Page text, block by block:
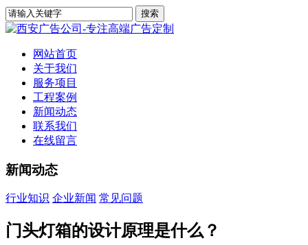
网站首页
关于我们
服务项目
工程案例
新闻动态
联系我们
在线留言
新闻动态
行业知识 企业新闻 常见问题
门头灯箱的设计原理是什么？